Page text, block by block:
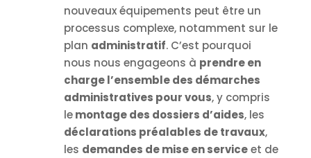
nouveaux équipements peut être un
processus complexe, notamment sur le
plan administratif. C’est pourquoi
nous nous engageons à prendre en
charge l’ensemble des démarches
administratives pour vous, y compris
lemontage des dossiers d’aides, les
déclarations préalables de travaux,
les demandes de mise en serviceet de